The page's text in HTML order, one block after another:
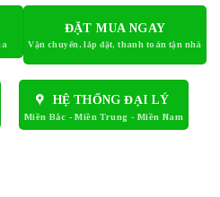
ĐẶT MUA NGAY
HỆ THỐNG ĐẠI LÝ